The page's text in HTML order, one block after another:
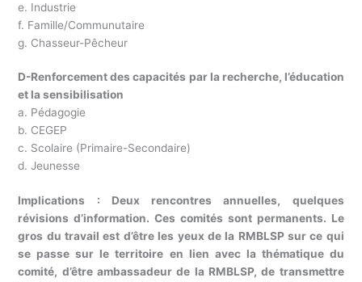
e. Industrie
f. Famille/Communutaire
g. Chasseur-Pêcheur
D-Renforcement des capacités par la recherche, l’éducation
et la sensibilisation
a. Pédagogie
b. CEGEP
c. Scolaire (Primaire-Secondaire)
d. Jeunesse
Implications : Deux rencontres annuelles, quelques
révisions d’information. Ces comités sont permanents. Le
gros du travail est d’être les yeux de la RMBLSP sur ce qui
se passe sur le territoire en lien avec la thématique du
comité, d’être ambassadeur de la RMBLSP, de transmettre